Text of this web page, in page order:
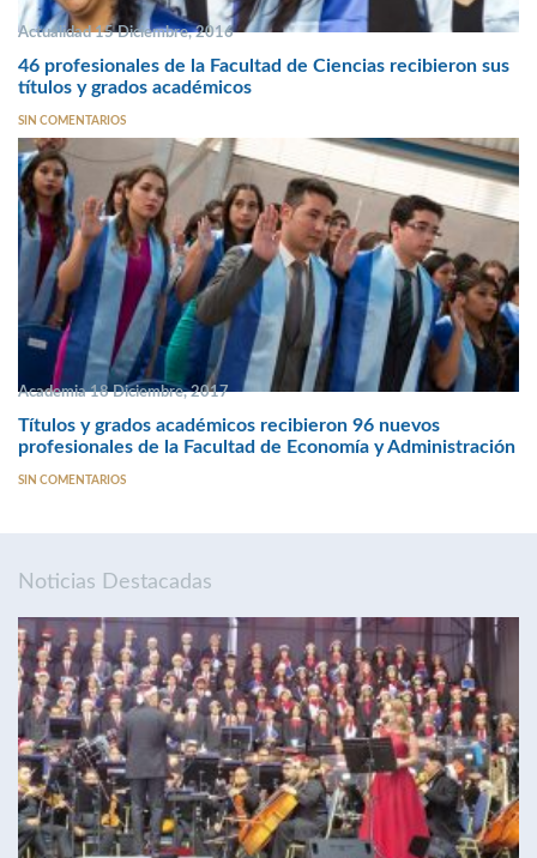
Actualidad 15 Diciembre, 2016
46 profesionales de la Facultad de Ciencias recibieron sus
títulos y grados académicos
SIN COMENTARIOS
Academia 18 Diciembre, 2017
Títulos y grados académicos recibieron 96 nuevos
profesionales de la Facultad de Economía y Administración
SIN COMENTARIOS
Noticias Destacadas